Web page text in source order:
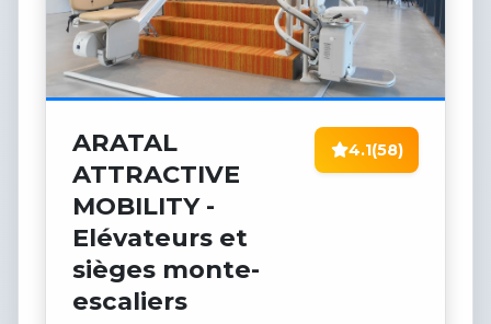
ARATAL
ATTRACTIVE
MOBILITY -
Elévateurs et
sièges monte-
escaliers
4.1(58)